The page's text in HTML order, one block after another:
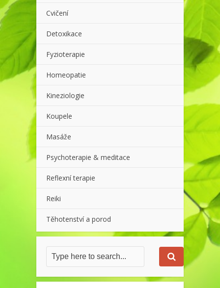
Cvičení
Detoxikace
Fyzioterapie
Homeopatie
Kineziologie
Koupele
Masáže
Psychoterapie & meditace
Reflexní terapie
Reiki
Těhotenství a porod